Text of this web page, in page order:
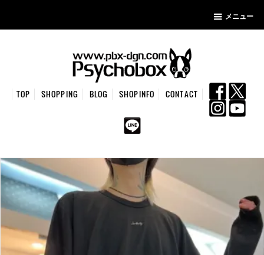
メニュー
TOP SHOPPING BLOG SHOPINFO CONTACT